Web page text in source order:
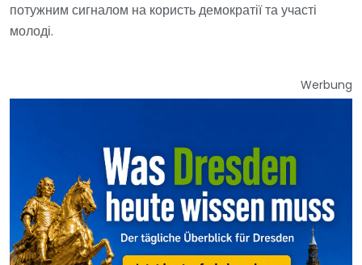
потужним сигналом на користь демократії та участі
молоді.
Werbung